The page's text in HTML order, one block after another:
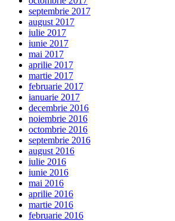
septembrie 2017
august 2017
iulie 2017
iunie 2017
mai 2017
aprilie 2017
martie 2017
februarie 2017
ianuarie 2017
decembrie 2016
noiembrie 2016
octombrie 2016
septembrie 2016
august 2016
iulie 2016
iunie 2016
mai 2016
aprilie 2016
martie 2016
februarie 2016